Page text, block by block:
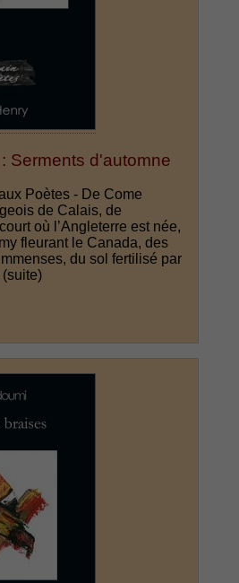
Serments d'automne
Poètes - De Come
de Calais, de
où l’Angleterre est née,
fleurant le Canada, des
du sol fertilisé par
(suite)